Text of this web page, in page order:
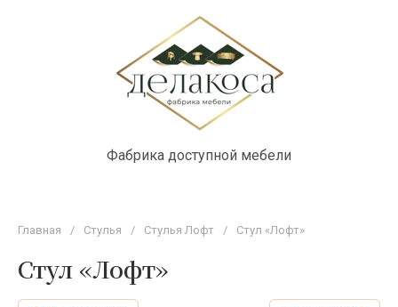
Фабрика доступной мебели
Главная / Стулья / Стулья Лофт / Стул «Лофт»
Стул «Лофт»